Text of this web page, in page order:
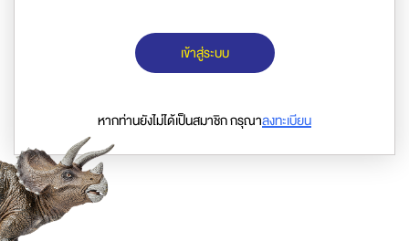
เข้าสู่ระบบ
หากท่านยังไม่ได้เป็นสมาชิก กรุณาลงทะเบียน